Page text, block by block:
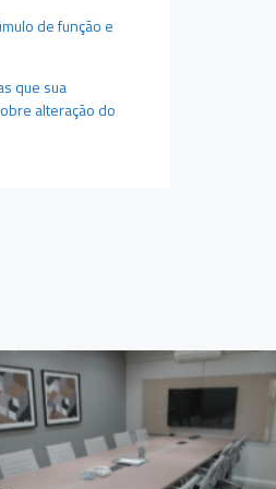
de função e
que sua
alteração do